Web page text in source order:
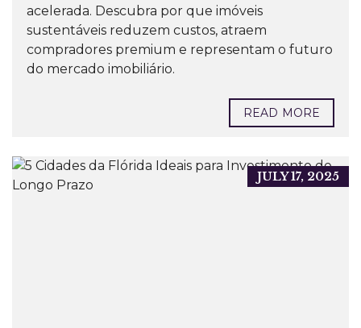
acelerada. Descubra por que imóveis
sustentáveis reduzem custos, atraem
compradores premium e representam o futuro
do mercado imobiliário.
READ MORE
JULY 17, 2025